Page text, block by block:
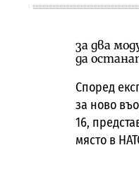
за два
да
Според
за ново
16,
място в